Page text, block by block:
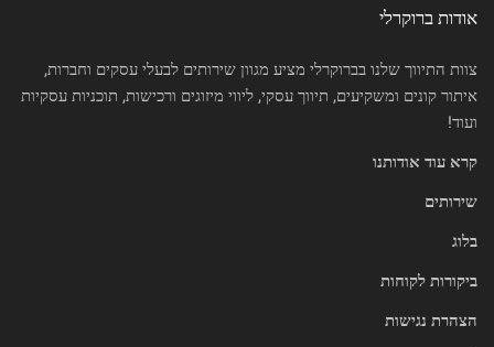
אודות ברוקרלי
צוות התיווך שלנו בברוקרלי מציע מגוון שירותים לבעלי עסקים וחברות,
איתור קונים ומשקיעים, תיווך עסקי, ליווי מיזוגים ורכישות, תוכניות עסקיות
ועוד!
קרא עוד אודותנו
שירותים
בלוג
ביקורות לקוחות
הצהרת נגישות